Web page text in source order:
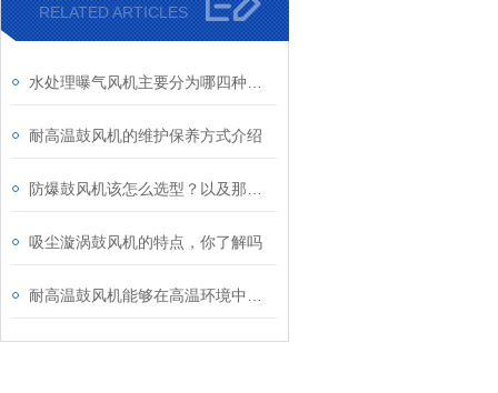
RELATED ARTICLES
耐高温鼓风机的维护保养方式介绍
吸尘漩涡鼓风机的特点，你了解吗